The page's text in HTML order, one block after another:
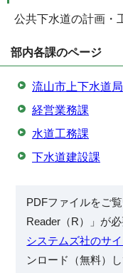
公共下水道の計画・
部内各課のページ
流山市上下水道局
経営業務課
水道工務課
下水道建設課
PDFファイルをご
Reader（R）」が
システムズ社のサ
ンロード（無料）し